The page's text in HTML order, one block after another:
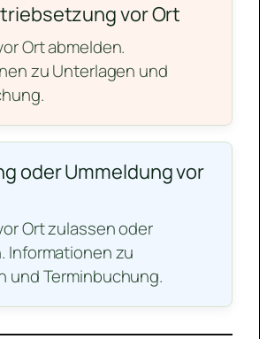
vor Ort
Ort abmelden.
zu Unterlagen und
oder Ummeldung vor
Ort zulassen oder
Informationen zu
und Terminbuchung.